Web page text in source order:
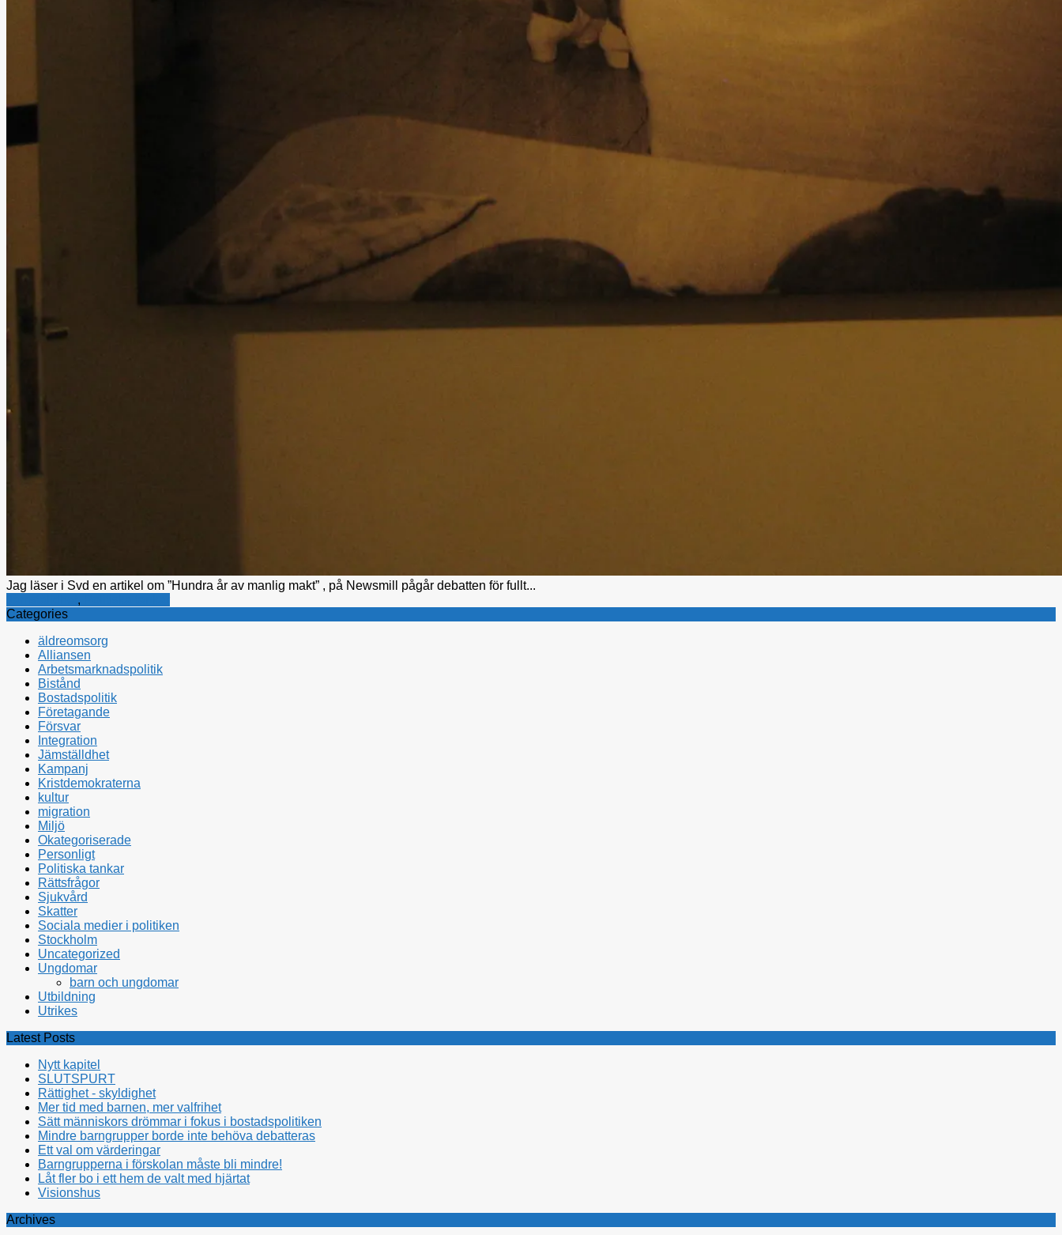
Jag läser i Svd en artikel om ”Hundra år av manlig makt” , på Newsmill pågår debatten för fullt...
,
Categories
äldreomsorg
Alliansen
Arbetsmarknadspolitik
Bistånd
Bostadspolitik
Företagande
Försvar
Integration
Jämställdhet
Kampanj
Kristdemokraterna
kultur
migration
Miljö
Okategoriserade
Personligt
Politiska tankar
Rättsfrågor
Sjukvård
Skatter
Sociala medier i politiken
Stockholm
Uncategorized
Ungdomar
barn och ungdomar
Utbildning
Utrikes
Latest Posts
Nytt kapitel
SLUTSPURT
Rättighet - skyldighet
Mer tid med barnen, mer valfrihet
Sätt människors drömmar i fokus i bostadspolitiken
Mindre barngrupper borde inte behöva debatteras
Ett val om värderingar
Barngrupperna i förskolan måste bli mindre!
Låt fler bo i ett hem de valt med hjärtat
Visionshus
Archives